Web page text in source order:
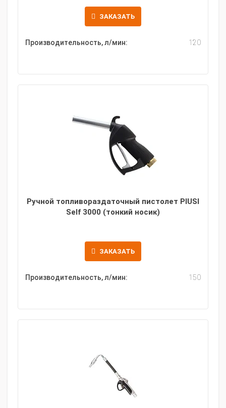
ЗАКАЗАТЬ
Производительность, л/мин: 120
Ручной топливораздаточный пистолет PIUSI
Self 3000 (тонкий носик)
ЗАКАЗАТЬ
Производительность, л/мин: 150